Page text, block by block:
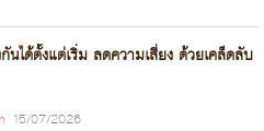
ได้ตั้งแต่เริ่ม ลดความเสี่ยง ด้วยเคล็ดลับ
15/07/2026